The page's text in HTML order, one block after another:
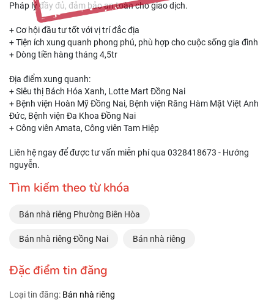
Pháp lý đầy đủ, đảm bảo an toàn cho giao dịch.
+ Cơ hội đầu tư tốt với vị trí đắc địa
+ Tiện ích xung quanh phong phú, phù hợp cho cuộc sống gia đình
+ Dòng tiền hàng tháng 4,5tr
Địa điểm xung quanh:
+ Siêu thị Bách Hóa Xanh, Lotte Mart Đồng Nai
+ Bệnh viện Hoàn Mỹ Đồng Nai, Bệnh viện Răng Hàm Mặt Việt Anh
Đức, Bệnh viện Đa Khoa Đồng Nai
+ Công viên Amata, Công viên Tam Hiệp
Liên hệ ngay để được tư vấn miễn phí qua 0328418673 - Hướng
nguyễn.
Tìm kiếm theo từ khóa
Bán nhà riêng Phường Biên Hòa
Bán nhà riêng Đồng Nai Bán nhà riêng
Đặc điểm tin đăng
Loại tin đăng: Bán nhà riêng